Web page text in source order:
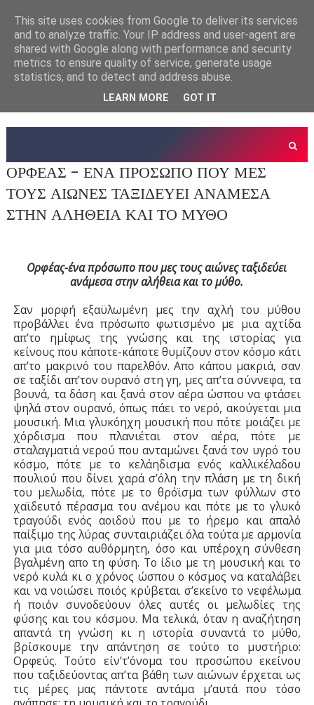
ΟΡΦΕΑΣ - ΕΝΑ ΠΡΟΣΩΠΟ ΠΟΥ ΜΕΣ
ΤΟΥΣ ΑΙΩΝΕΣ ΤΑΞΙΔΕΥΕΙ ΑΝΑΜΕΣΑ
ΣΤΗΝ ΑΛΗΘΕΙΑ ΚΑΙ ΤΟ ΜΥΘΟ
Ορφέας-ένα πρόσωπο που μες τους αιώνες ταξιδεύει
ανάμεσα στην αλήθεια και το μύθο.
Σαν μορφή εξαϋλωμένη μες την αχλή του μύθου
προβάλλει ένα πρόσωπο φωτισμένο με μια αχτίδα
απ’το ημίφως της γνώσης και της ιστορίας για
κείνους που κάποτε-κάποτε θυμίζουν στον κόσμο κάτι
απ’το μακρινό του παρελθόν. Απο κάπου μακριά, σαν
σε ταξίδι απ’τον ουρανό στη γη, μες απ’τα σύννεφα, τα
βουνά, τα δάση και ξανά στον αέρα ώσπου να φτάσει
ψηλά στον ουρανό, όπως πάει το νερό, ακούγεται μια
μουσική. Μια γλυκόηχη μουσική που πότε μοιάζει με
χόρδισμα που πλανιέται στον αέρα, πότε με
σταλαγματιά νερού που ανταμώνει ξανά τον υγρό του
κόσμο, πότε με το κελάηδισμα ενός καλλικέλαδου
πουλιού που δίνει χαρά σ’όλη την πλάση με τη δική
του μελωδία, πότε με το θρόϊσμα των φύλλων στο
χαϊδευτό πέρασμα του ανέμου και πότε με το γλυκό
τραγούδι ενός αοιδού που με το ήρεμο και απαλό
παίξιμο της λύρας συνταιριάζει όλα τούτα με αρμονία
για μια τόσο αυθόρμητη, όσο και υπέροχη σύνθεση
βγαλμένη απο τη φύση. Το ίδιο με τη μουσική και το
νερό κυλά κι ο χρόνος ώσπου ο κόσμος να καταλάβει
και να νοιώσει ποιός κρύβεται σ’εκείνο το νεφέλωμα
ή ποιόν συνοδεύουν όλες αυτές οι μελωδίες της
φύσης και του κόσμου. Μα τελικά, όταν η αναζήτηση
απαντά τη γνώση κι η ιστορία συναντά το μύθο,
βρίσκουμε την απάντηση σε τούτο το μυστήριο:
Ορφεύς. Τούτο είν’τ’όνομα του προσώπου εκείνου
που ταξιδεύοντας απ’τα βάθη των αιώνων έρχεται ως
τις μέρες μας πάντοτε αντάμα μ’αυτά που τόσο
This site uses cookies from Google to deliver its services
and to analyze traffic. Your IP address and user-agent are
shared with Google along with performance and security
metrics to ensure quality of service, generate usage
statistics, and to detect and address abuse.
LEARN MORE GOT IT